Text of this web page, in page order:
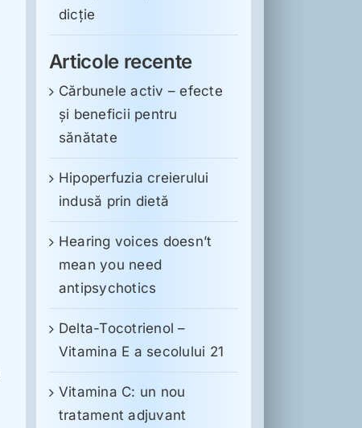
dicție
Articole recente
Cărbunele activ – efecte
și beneficii pentru
sănătate
Hipoperfuzia creierului
indusă prin dietă
Hearing voices doesn’t
mean you need
antipsychotics
Delta-Tocotrienol –
Vitamina E a secolului 21
Vitamina C: un nou
tratament adjuvant